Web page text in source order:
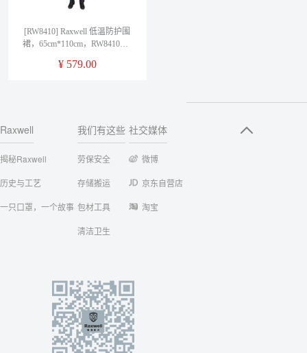
[RW8410] Raxwell 低温防护围
裙，65cm*110cm，RW8410，1
¥ 579.00
Raxwell
揭秘Raxwell
历史与工艺
一只口罩，一个故事
我们有这些
劳保安全
存储搬运
包材工具
清洁卫生
社交媒体
微博
京东自营店
淘宝